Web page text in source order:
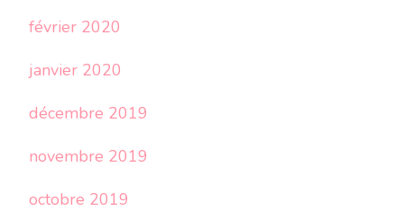
février 2020
janvier 2020
décembre 2019
novembre 2019
octobre 2019